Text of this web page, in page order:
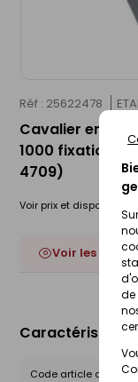
de
Réf : 25622478
Cavalier en
1000 fixation
4709)
Voir prix et disponibilité
Voir les 19
Code article chez le